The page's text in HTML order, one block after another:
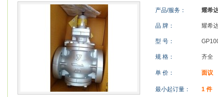
产品/服务： 耀希
品 牌： 耀希
型 号：
规 格： 齐全
单 价： 面议
最小起订量： 1 件